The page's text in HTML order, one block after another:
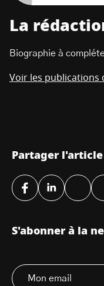
La
Biographie à
Voir les publications
Partager l'article
S'abonner à la